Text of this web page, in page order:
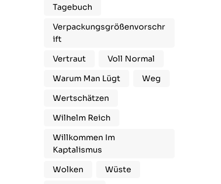
Tagebuch
Verpackungsgrößenvorschr
Ift
Vertraut
Voll Normal
Warum Man Lügt
Weg
Wertschätzen
Wilhelm Reich
Willkommen Im
Kaptalismus
Wolken
Wüste